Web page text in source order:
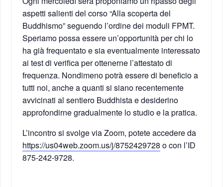
aspetti salienti del corso “Alla scoperta del
Buddhismo” seguendo l’ordine dei moduli FPMT.
Speriamo possa essere un’opportunità per chi lo
ha già frequentato e sia eventualmente interessato
ai test di verifica per ottenerne l’attestato di
frequenza. Nondimeno potrà essere di beneficio a
tutti noi, anche a quanti si siano recentemente
avvicinati al sentiero Buddhista e desiderino
approfondirne gradualmente lo studio e la pratica.
L’incontro si svolge via Zoom, potete accedere da
https://us04web.zoom.us/j/8752429728 o con l’ID
875-242-9728.